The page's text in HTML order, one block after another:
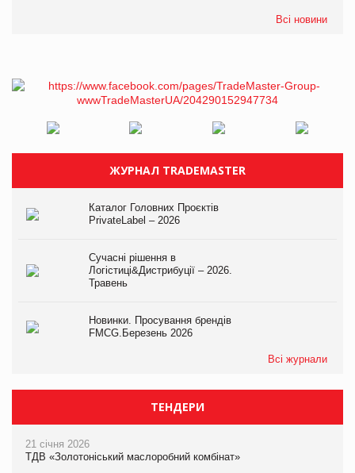
Всі новини
ЖУРНАЛ TRADEMASTER
Каталог Головних Проєктів
PrivateLabel – 2026
Сучасні рішення в
Логістиці&Дистрибуції – 2026.
Травень
Новинки. Просування брендів
FMCG.Березень 2026
Всі журнали
ТЕНДЕРИ
21 січня 2026
ТДВ «Золотоніський маслоробний комбінат»